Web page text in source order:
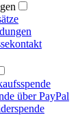
über PayPal